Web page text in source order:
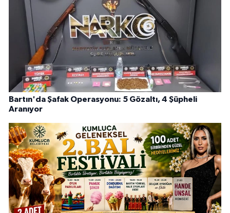
Bartın'da Şafak Operasyonu: 5 Gözaltı, 4 Şüpheli
Aranıyor